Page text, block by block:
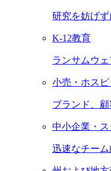
研究を妨げず
K-12教育
ランサムウ
小売・ホスピ
ブランド、顧
中小企業・
迅速なチーム